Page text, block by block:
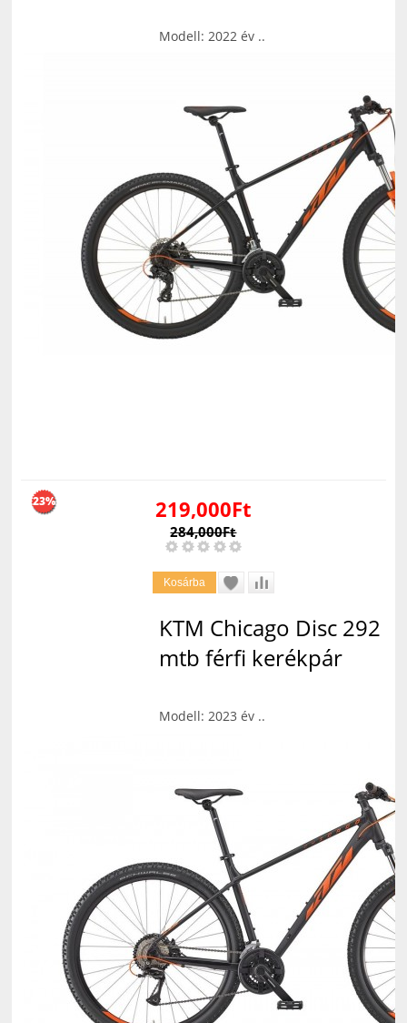
Modell: 2022 év ..
219,000Ft
284,000Ft
23%
KTM Chicago Disc 292
mtb férfi kerékpár
Modell: 2023 év ..